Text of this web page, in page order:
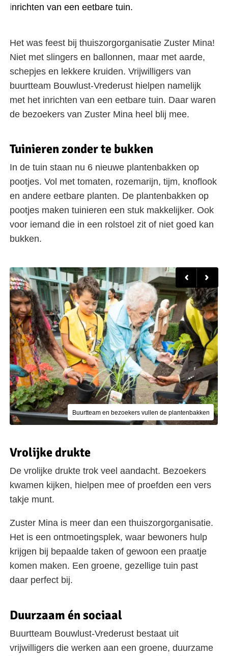
inrichten van een eetbare tuin.
Het was feest bij thuiszorgorganisatie Zuster Mina!
Niet met slingers en ballonnen, maar met aarde,
schepjes en lekkere kruiden. Vrijwilligers van
buurtteam Bouwlust-Vrederust hielpen namelijk
met het inrichten van een eetbare tuin. Daar waren
de bezoekers van Zuster Mina heel blij mee.
Tuinieren zonder te bukken
In de tuin staan nu 6 nieuwe plantenbakken op
pootjes. Vol met tomaten, rozemarijn, tijm, knoflook
en andere eetbare planten. De plantenbakken op
pootjes maken tuinieren een stuk makkelijker. Ook
voor iemand die in een rolstoel zit of niet goed kan
bukken.
Buurtteam en bezoekers vullen de plantenbakken
Vrolijke drukte
De vrolijke drukte trok veel aandacht. Bezoekers
kwamen kijken, hielpen mee of proefden een vers
takje munt.
Zuster Mina is meer dan een thuiszorgorganisatie.
Het is een ontmoetingsplek, waar bewoners hulp
krijgen bij bepaalde taken of gewoon een praatje
komen maken. Een groene, gezellige tuin past
daar perfect bij.
Duurzaam én sociaal
Buurtteam Bouwlust-Vrederust bestaat uit
vrijwilligers die werken aan een groene, duurzame